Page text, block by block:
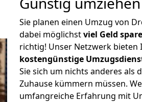
Sie planen einen Umzug von
dabei möglichstviel Geld
richtig! Unser Netzwerk bieten
kostengünstige
Sie sich um nichts anderes als
Zuhause kümmern müssen.
umfangreiche Erfahrung mit